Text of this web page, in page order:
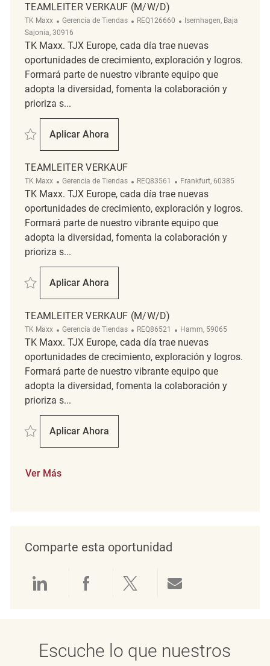
TEAMLEITER VERKAUF (M/W/D)
TK Maxx Categoría
Gerencia de Tiendas ReqId
REQ126660 Ubicación
Isernhagen, Baja
Sajonia, 30916
TK Maxx. TJX Europe, cada día trae nuevas
oportunidades de crecimiento, exploración y logros.
Formará parte de nuestro vibrante equipo que
adopta la diversidad, fomenta la colaboración y
prioriza s...
Salvar Teamleiter Verkauf (m/w/d) REQ126660
Aplicar Ahora
Teamleiter Verkauf (m/w/d)
TEAMLEITER VERKAUF
TK Maxx Categoría
Gerencia de Tiendas ReqId
REQ83561 Ubicación
Frankfurt, 60385
TK Maxx. TJX Europe, cada día trae nuevas
oportunidades de crecimiento, exploración y logros.
Formará parte de nuestro vibrante equipo que
adopta la diversidad, fomenta la colaboración y
prioriza s...
Salvar Teamleiter Verkauf REQ83561
Aplicar Ahora
Teamleiter Verkauf
TEAMLEITER VERKAUF (M/W/D)
TK Maxx Categoría
Gerencia de Tiendas ReqId
REQ86521 Ubicación
Hamm, 59065
TK Maxx. TJX Europe, cada día trae nuevas
oportunidades de crecimiento, exploración y logros.
Formará parte de nuestro vibrante equipo que
adopta la diversidad, fomenta la colaboración y
prioriza s...
Salvar Teamleiter Verkauf (m/w/d) REQ86521
Aplicar Ahora
Teamleiter Verkauf (m/w/d)
Ver Más
Comparte esta oportunidad
Compartir a través de LinkedIn
Compartir a través de
Compartir a través
Escuche lo que nuestros